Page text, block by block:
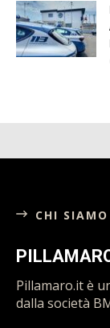
CHI SIAMO
Pillamaro.it è
dalla società